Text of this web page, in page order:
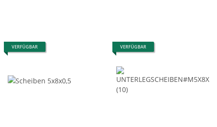
VERFÜGBAR VERFÜGBAR